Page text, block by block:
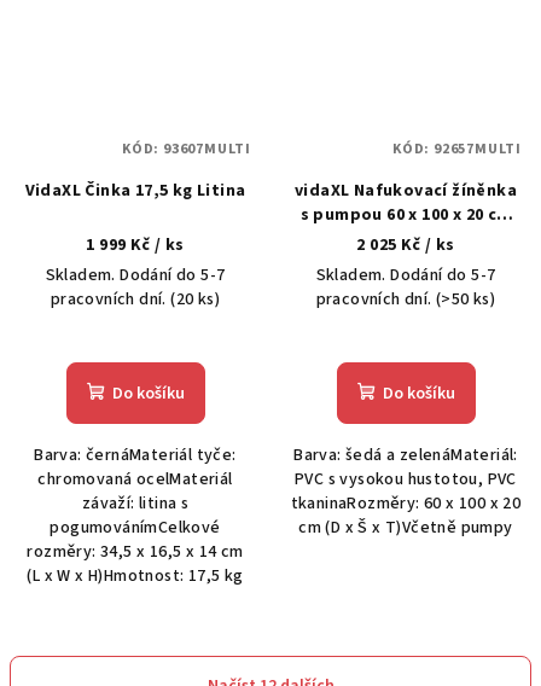
VidaXL Činka 17,5 kg Litina
1 999 Kč / ks
Skladem. Dodání do 5-7
pracovních dní.(20 ks)
Do košíku
Barva: černáMateriál tyče:
chromovaná ocelMateriál
závaží: litina s
pogumovánímCelkové
rozměry: 34,5 x 16,5 x 14 cm
(L x W x H)Hmotnost: 17,5 kg
KÓD: 93607MULTI
vidaXL Nafukovací žíněnka
s pumpou 60 x 100 x 20 cm
PVC zelená
2 025 Kč / ks
Skladem. Dodání do 5-7
pracovních dní.(>50 ks)
Do košíku
Barva: šedá a zelenáMateriál:
PVC s vysokou hustotou, PVC
tkaninaRozměry: 60 x 100 x 20
cm (D x Š x T)Včetně pumpy
KÓD: 92657MULTI